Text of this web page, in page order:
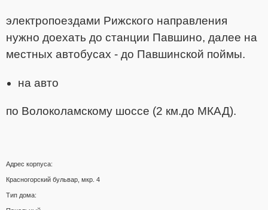
электропоездами Рижского направления
нужно доехать до станции Павшино, далее на
местных автобусах - до Павшинской поймы.
на авто
по Волоколамскому шоссе (2 км.до МКАД).
Адрес корпуса:
Красногорский бульвар, мкр. 4
Тип дома: